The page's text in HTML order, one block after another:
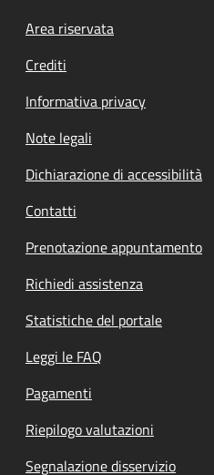
Footer menu
Area riservata
Crediti
Informativa privacy
Note legali
Dichiarazione di accessibilità
Contatti
Prenotazione appuntamento
Richiedi assistenza
Statistiche del portale
Leggi le FAQ
Pagamenti
Riepilogo valutazioni
Segnalazione disservizio